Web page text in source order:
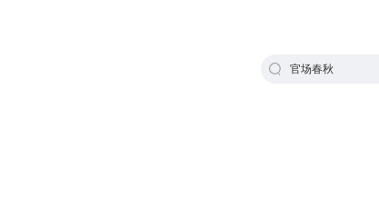
官场春秋